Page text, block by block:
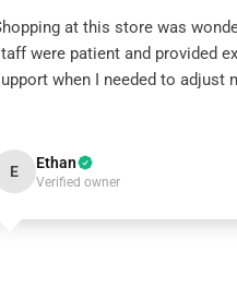
at this store was
were patient and provided
when I needed to adjust
E Ethan
Verified owner